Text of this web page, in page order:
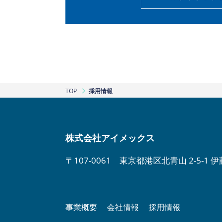
TOP 採用情報
株式会社アイメックス
〒107-0061 東京都港区北青山 2-5-1 伊
事業概要 会社情報 採用情報